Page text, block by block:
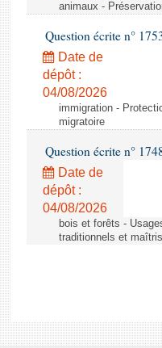
animaux -
Question écrite n°
Date de
dépôt :
04/08/2026
immigration -
migratoire
Question écrite n°
Date de
dépôt :
04/08/2026
bois et forêts -
traditionnels et